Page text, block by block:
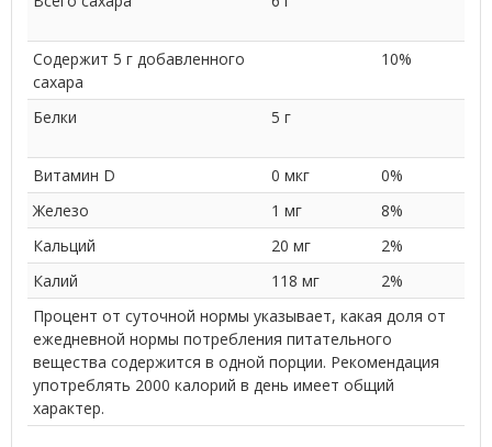
Содержит 5 г добавленного
сахара
10%
Белки 5 г
Витамин D 0 мкг
0%
Железо
1 мг
8%
Кальций
20 мг
2%
Калий
118 мг
2%
Процент от суточной нормы указывает, какая доля от
ежедневной нормы потребления питательного
вещества содержится в одной порции. Рекомендация
употреблять 2000 калорий в день имеет общий
характер.